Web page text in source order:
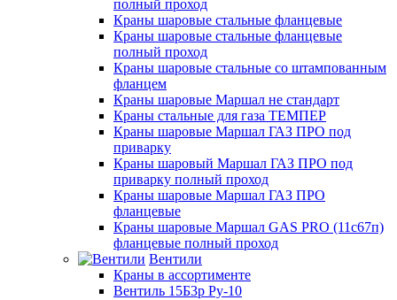
полный проход
Краны шаровые стальные фланцевые
Краны шаровые стальные фланцевые
полный проход
Краны шаровые стальные со штампованным
фланцем
Краны шаровые Маршал не стандарт
Краны стальные для газа ТЕМПЕР
Краны шаровые Маршал ГАЗ ПРО под
приварку
Краны шаровый Маршал ГАЗ ПРО под
приварку полный проход
Краны шаровые Маршал ГАЗ ПРО
фланцевые
Краны шаровые Маршал GAS PRO (11с67п)
фланцевые полный проход
Вентили
Краны в ассортименте
Вентиль 15Б3р Ру-10